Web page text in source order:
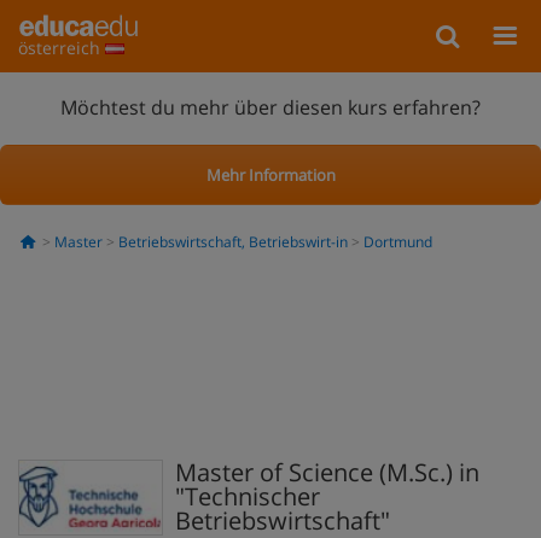
österreich
Möchtest du mehr über diesen kurs erfahren?
Mehr Information
Master Betriebswirtschaft, Betriebswirt-in Dortmund
Master of Science (M.Sc.) in
"Technischer
Betriebswirtschaft"